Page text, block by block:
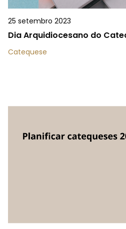
25 setembro 2023
Dia Arquidiocesano do
Catequese